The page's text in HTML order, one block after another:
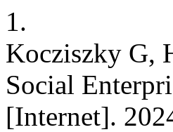
1.
Kocziszky G,
Social
[Internet].